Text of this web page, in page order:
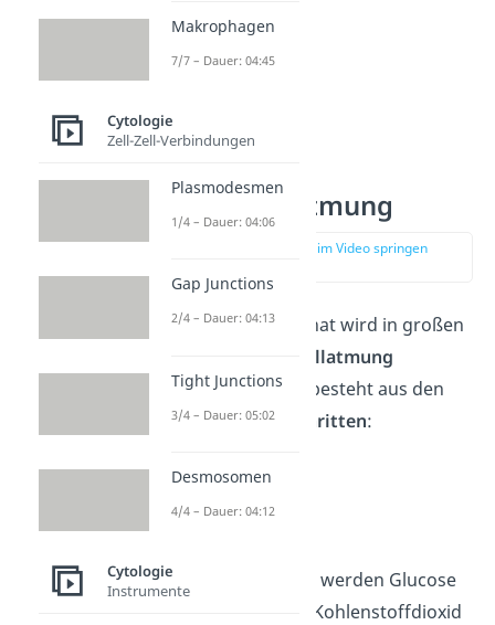
ATP — Zellatmung
zur Stelle im Video springen
Adenosintriphosphat wird in großen
Zellatmung
produziert. Diese besteht aus den
folgendendrei Schritten:
Glykolyse
Bei der Zellatmung werden Glucose
und Sauerstoff zu Kohlenstoffdioxid
Makrophagen
7/7 – Dauer: 04:45
Cytologie
Zell-Zell-Verbindungen
Plasmodesmen
1/4 – Dauer: 04:06
Gap Junctions
2/4 – Dauer: 04:13
Tight Junctions
3/4 – Dauer: 05:02
Desmosomen
4/4 – Dauer: 04:12
Cytologie
Instrumente